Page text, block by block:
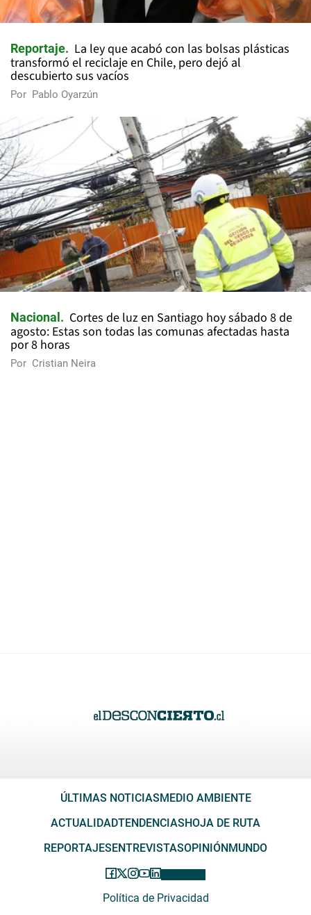
Reportaje
La ley que acabó con las bolsas plásticas
transformó el reciclaje en Chile, pero dejó al
descubierto sus vacíos
Por Pablo Oyarzún
Nacional
Cortes de luz en Santiago hoy sábado 8 de
agosto: Estas son todas las comunas afectadas hasta
por 8 horas
Por Cristian Neira
ÚLTIMAS NOTICIASMEDIO AMBIENTE
ACTUALIDADTENDENCIASHOJA DE RUTA
REPORTAJESENTREVISTASOPINIÓNMUNDO
Política de Privacidad